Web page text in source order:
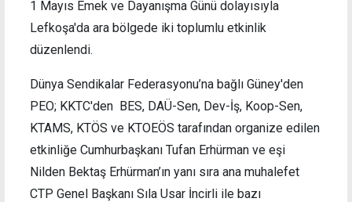
1 Mayıs Emek ve Dayanışma Günü dolayısıyla
Lefkoşa'da ara bölgede iki toplumlu etkinlik
düzenlendi.
Dünya Sendikalar Federasyonu’na bağlı Güney'den
PEO; KKTC'den BES, DAÜ-Sen, Dev-İş, Koop-Sen,
KTAMS, KTÖS ve KTOEÖS tarafından organize edilen
etkinliğe Cumhurbaşkanı Tufan Erhürman ve eşi
Nilden Bektaş Erhürman’ın yanı sıra ana muhalefet
CTP Genel Başkanı Sıla Usar İncirli ile bazı